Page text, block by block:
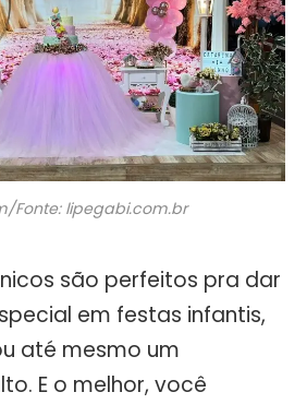
Fonte: lipegabi.com.br
são perfeitos pra dar
em festas infantis,
até mesmo um
E o melhor, você